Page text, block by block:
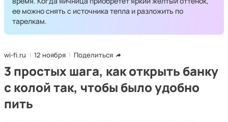
ее можно снять с источника тепла и разложить по
тарелкам.
wi-fi.ru 12 ноября Поделиться
3 простых шага, как открыть банку
с колой так, чтобы было удобно
пить